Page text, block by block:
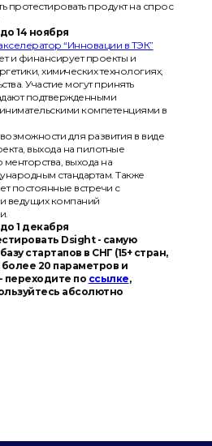
протестировать продукт на спрос
14 ноября
“Инновации в ТЭК”
и финансирует проекты и
химических технологиях,
Участие могут принять
подтвержденными
компетенциями в
для развития в виде
выхода на пилотные
выхода на
стандартам. Также
постоянные встречи с
ведущих компаний
1 декабря
Dsight - самую
стартапов в СНГ (15+ стран,
20 параметров и
переходите по ссылке,
абсолютно